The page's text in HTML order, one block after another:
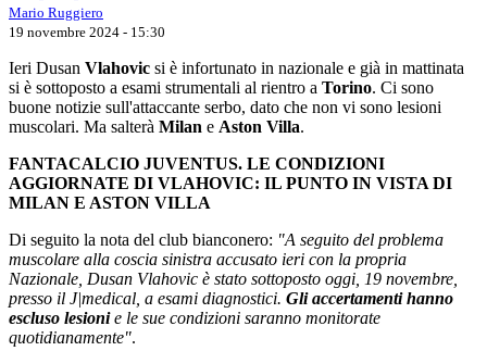
Mario Ruggiero
19 novembre 2024 - 15:30
Ieri Dusan Vlahovic si è infortunato in nazionale e già in mattinata
si è sottoposto a esami strumentali al rientro a Torino. Ci sono
buone notizie sull'attaccante serbo, dato che non vi sono lesioni
muscolari. Ma salterà Milan e Aston Villa.
FANTACALCIO JUVENTUS. LE CONDIZIONI
AGGIORNATE DI VLAHOVIC: IL PUNTO IN VISTA DI
MILAN E ASTON VILLA
Di seguito la nota del club bianconero: "A seguito del problema
muscolare alla coscia sinistra accusato ieri con la propria
Nazionale, Dusan Vlahovic è stato sottoposto oggi, 19 novembre,
presso il J|medical, a esami diagnostici. Gli accertamenti hanno
escluso lesionie le sue condizioni saranno monitorate
quotidianamente".